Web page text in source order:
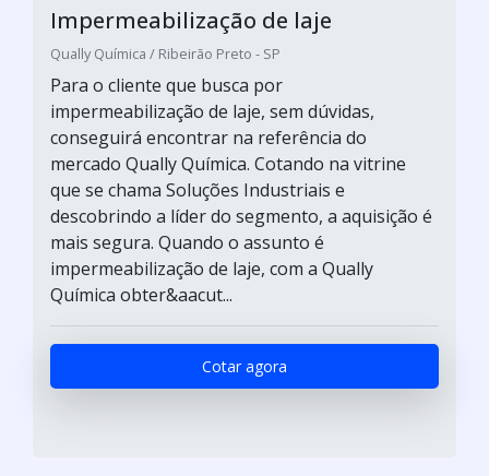
Impermeabilização de laje
Qually Química / Ribeirão Preto - SP
Para o cliente que busca por
impermeabilização de laje, sem dúvidas,
conseguirá encontrar na referência do
mercado Qually Química. Cotando na vitrine
que se chama Soluções Industriais e
descobrindo a líder do segmento, a aquisição é
mais segura. Quando o assunto é
impermeabilização de laje, com a Qually
Química obter&aacut...
Cotar agora